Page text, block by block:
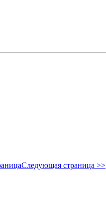
Следующая страница >>